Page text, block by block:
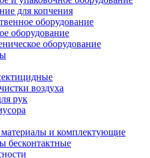
для копчения
оборудование
оборудование
оборудование
воздуха
рук
материалы и комплектующие
бесконтактные